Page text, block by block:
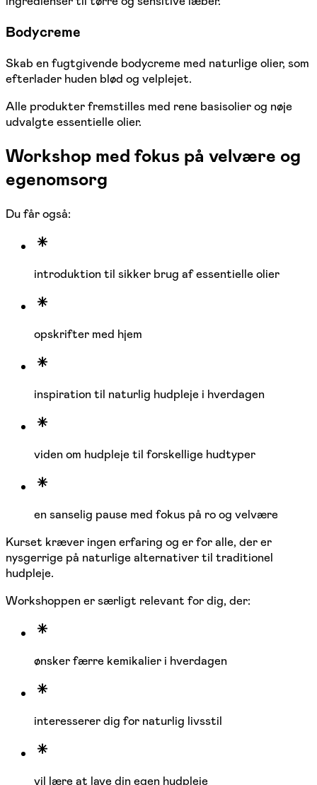
Bodycreme
Skab en fugtgivende bodycreme med naturlige olier, som
efterlader huden blød og velplejet.
Alle produkter fremstilles med rene basisolier og nøje
udvalgte essentielle olier.
Workshop med fokus på velvære og
egenomsorg
Du får også:
introduktion til sikker brug af essentielle olier
opskrifter med hjem
inspiration til naturlig hudpleje i hverdagen
viden om hudpleje til forskellige hudtyper
en sanselig pause med fokus på ro og velvære
Kurset kræver ingen erfaring og er for alle, der er
nysgerrige på naturlige alternativer til traditionel
hudpleje.
Workshoppen er særligt relevant for dig, der:
ønsker færre kemikalier i hverdagen
interesserer dig for naturlig livsstil
vil lære at lave din egen hudpleje